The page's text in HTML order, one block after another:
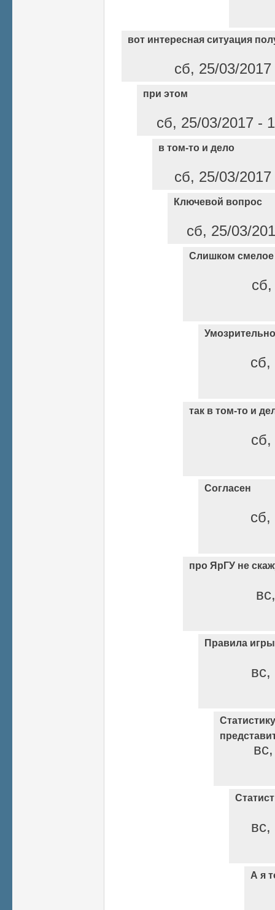
вот интересная ситуация
сб, 25/03/
при этом
сб, 25/03/2017 -
в том-то и дело
сб, 25/03/
Ключевой вопрос
сб, 25/03/
Слишком
Умозрительно
сб,
так в том-то и
Согласен
сб,
про ЯрГУ не
Правила игры
А я